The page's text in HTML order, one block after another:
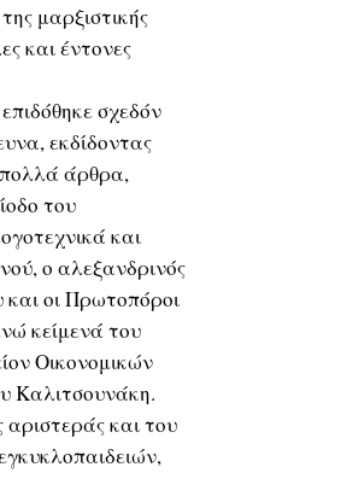
μαρξιστικής
και έντονες
σχεδόν
εκδίδοντας
πολλά άρθρα,
του
και
ο αλεξανδρινός
και οι Πρωτοπόροι
κείμενά του
Οικονομικών
Καλιτσουνάκη.
και του